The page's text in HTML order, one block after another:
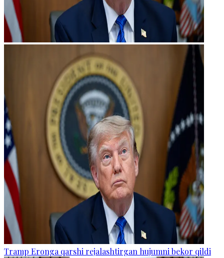
Tramp Eronga qarshi rejalashtirgan hujumni bekor qildi